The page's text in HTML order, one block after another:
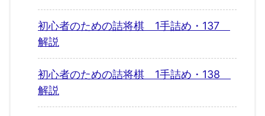
初心者のための詰将棋 1手詰め・137
解説
初心者のための詰将棋 1手詰め・138
解説